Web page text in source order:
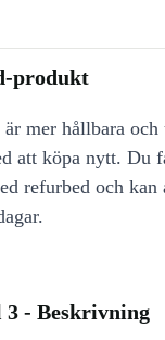
produkt
mer hållbara
att köpa nytt. Du
refurbed och
3 - Beskrivning